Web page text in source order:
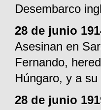
Desembarco
28 de junio
Asesinan en
Fernando,
Húngaro, y a
28 de junio